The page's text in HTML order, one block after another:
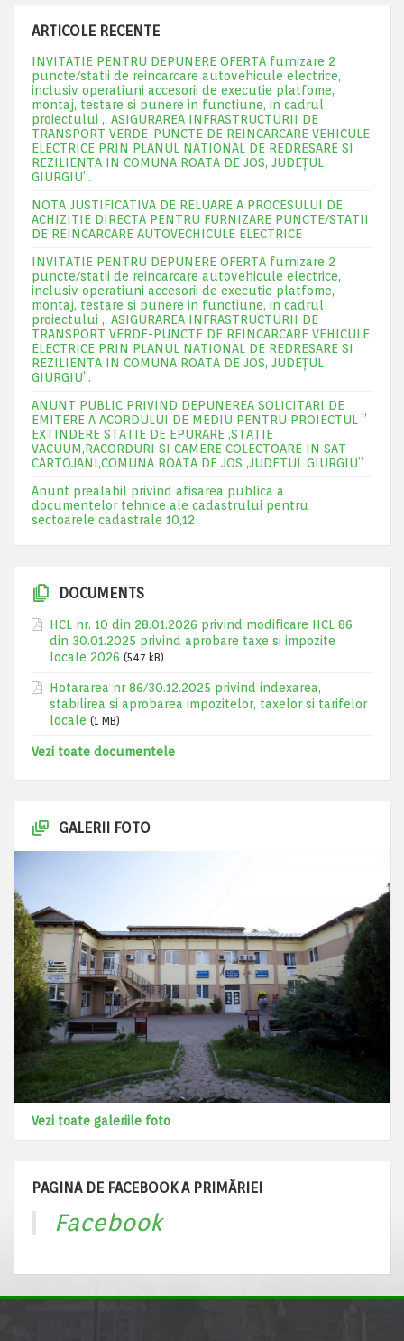
ARTICOLE RECENTE
INVITATIE PENTRU DEPUNERE OFERTA furnizare 2
puncte/statii de reincarcare autovehicule electrice,
inclusiv operatiuni accesorii de executie platfome,
montaj, testare si punere in functiune, in cadrul
proiectului „ ASIGURAREA INFRASTRUCTURII DE
TRANSPORT VERDE-PUNCTE DE REINCARCARE VEHICULE
ELECTRICE PRIN PLANUL NATIONAL DE REDRESARE SI
REZILIENTA IN COMUNA ROATA DE JOS, JUDEŢUL
GIURGIU”.
NOTA JUSTIFICATIVA DE RELUARE A PROCESULUI DE
ACHIZITIE DIRECTA PENTRU FURNIZARE PUNCTE/STATII
DE REINCARCARE AUTOVECHICULE ELECTRICE
INVITATIE PENTRU DEPUNERE OFERTA furnizare 2
puncte/statii de reincarcare autovehicule electrice,
inclusiv operatiuni accesorii de executie platfome,
montaj, testare si punere in functiune, in cadrul
proiectului „ ASIGURAREA INFRASTRUCTURII DE
TRANSPORT VERDE-PUNCTE DE REINCARCARE VEHICULE
ELECTRICE PRIN PLANUL NATIONAL DE REDRESARE SI
REZILIENTA IN COMUNA ROATA DE JOS, JUDEŢUL
GIURGIU”.
ANUNT PUBLIC PRIVIND DEPUNEREA SOLICITARI DE
EMITERE A ACORDULUI DE MEDIU PENTRU PROIECTUL ”
EXTINDERE STATIE DE EPURARE ,STATIE
VACUUM,RACORDURI SI CAMERE COLECTOARE IN SAT
CARTOJANI,COMUNA ROATA DE JOS ,JUDETUL GIURGIU”
Anunt prealabil privind afisarea publica a
documentelor tehnice ale cadastrului pentru
sectoarele cadastrale 10,12
DOCUMENTS
HCL nr. 10 din 28.01.2026 privind modificare HCL 86
din 30.01.2025 privind aprobare taxe si impozite
locale 2026 (547 kB)
Hotararea nr 86/30.12.2025 privind indexarea,
stabilirea si aprobarea impozitelor, taxelor si tarifelor
locale (1 MB)
Vezi toate documentele
GALERII FOTO
Vezi toate galeriile foto
PAGINA DE FACEBOOK A PRIMĂRIEI
Facebook